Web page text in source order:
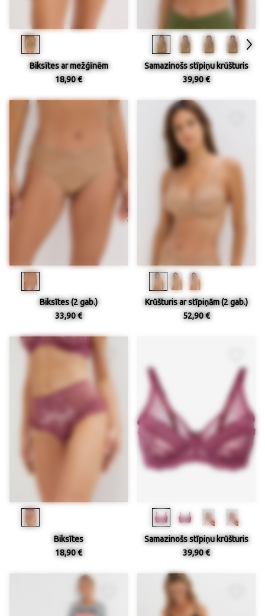
Biksītes ar mežģīnēm
18,90 €
Samazinošs stīpiņu krūšturis
39,90 €
Biksītes (2 gab.)
33,90 €
Krūšturis ar stīpiņām (2 gab.)
52,90 €
Biksītes
18,90 €
Samazinošs stīpiņu krūšturis
39,90 €